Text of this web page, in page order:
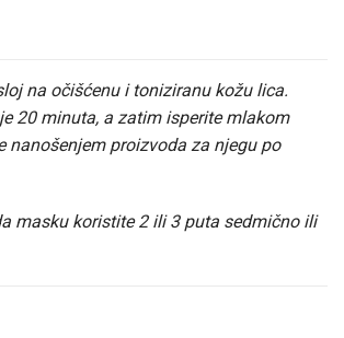
na očišćenu i toniziranu kožu lica.
20 minuta, a zatim isperite mlakom
nanošenjem proizvoda za njegu po
masku koristite 2 ili 3 puta sedmično ili